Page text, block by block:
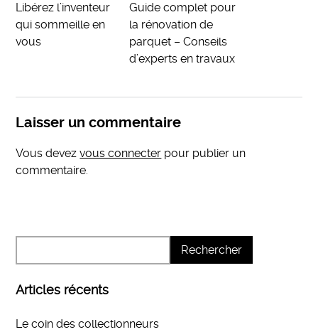
Libérez l’inventeur
qui sommeille en
vous
Guide complet pour
la rénovation de
parquet – Conseils
d’experts en travaux
Laisser un commentaire
Vous devezvous connecter pour publier un
commentaire.
Articles récents
Le coin des collectionneurs